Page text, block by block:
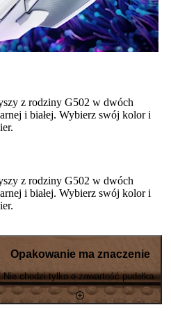
z rodziny G502 w dwóch
i białej. Wybierz swój kolor i
z rodziny G502 w dwóch
i białej. Wybierz swój kolor i
Opakowanie ma znaczenie
Nie chodzi tylko o zawartość pudełka.